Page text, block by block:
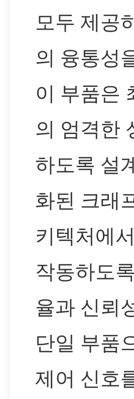
모두 제공
의 융통성
이 부품은
의 엄격한
하도록 설
화된 크래
키텍처에
작동하도
율과 신뢰
단일 부품
제어 신호